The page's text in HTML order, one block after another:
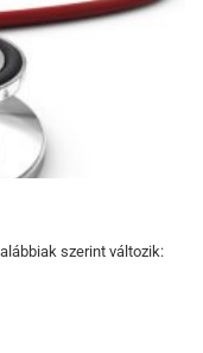
szerint változik: